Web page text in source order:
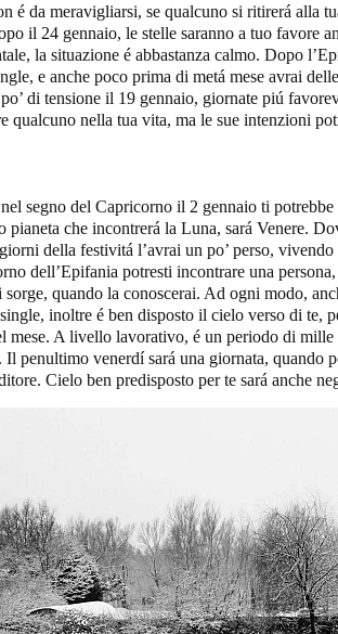
é da meravigliarsi, se qualcuno si ritirerá alla
il 24 gennaio, le stelle saranno a tuo favore
la situazione é abbastanza calmo. Dopo
e anche poco prima di metá mese avrai
di tensione il 19 gennaio, giornate piú
qualcuno nella tua vita, ma le sue intenzioni
segno del Capricorno il 2 gennaio ti
pianeta che incontrerá la Luna, sará Venere.
della festivitá l’avrai un po’ perso,
dell’Epifania potresti incontrare una
sorge, quando la conoscerai. Ad ogni modo,
inoltre é ben disposto il cielo verso di te,
mese. A livello lavorativo, é un periodo di
Il penultimo venerdí sará una giornata, quando
Cielo ben predisposto per te sará anche